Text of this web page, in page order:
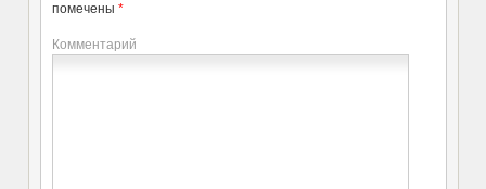
помечены *
Комментарий